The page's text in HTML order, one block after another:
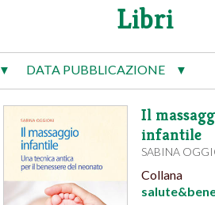
Libri
▼ DATA PUBBLICAZIONE ▼
Il
infantile
SABINA
Collana